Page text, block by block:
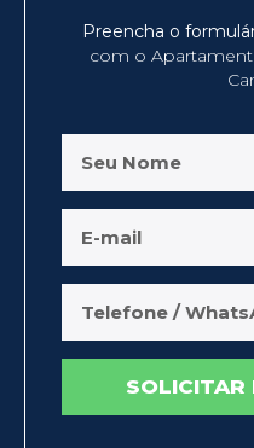
Preencha o
com o
SOLICITAR